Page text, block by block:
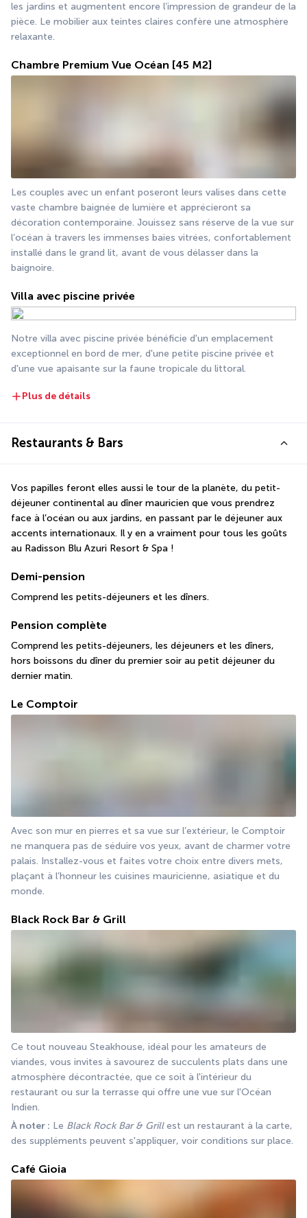
les jardins et augmentent encore l’impression de grandeur de la
pièce. Le mobilier aux teintes claires confère une atmosphère
relaxante.
Chambre Premium Vue Océan [45 M2]
Les couples avec un enfant poseront leurs valises dans cette
vaste chambre baignée de lumière et apprécieront sa
décoration contemporaine. Jouissez sans réserve de la vue sur
l’océan à travers les immenses baies vitrées, confortablement
installé dans le grand lit, avant de vous délasser dans la
baignoire.
Villa avec piscine privée
Notre villa avec piscine privée bénéficie d'un emplacement
exceptionnel en bord de mer, d'une petite piscine privée et
d'une vue apaisante sur la faune tropicale du littoral.
Plus de détails
Restaurants & Bars
Vos papilles feront elles aussi le tour de la planète, du petit-
déjeuner continental au dîner mauricien que vous prendrez
face à l’océan ou aux jardins, en passant par le déjeuner aux
accents internationaux. Il y en a vraiment pour tous les goûts
au Radisson Blu Azuri Resort & Spa !
Demi-pension
Comprend les petits-déjeuners et les dîners.
Pension complète
Comprend les petits-déjeuners, les déjeuners et les dîners,
hors boissons du dîner du premier soir au petit déjeuner du
dernier matin.
Le Comptoir
Avec son mur en pierres et sa vue sur l’extérieur, le Comptoir
ne manquera pas de séduire vos yeux, avant de charmer votre
palais. Installez-vous et faites votre choix entre divers mets,
plaçant à l’honneur les cuisines mauricienne, asiatique et du
monde.
Black Rock Bar & Grill
Ce tout nouveau Steakhouse, idéal pour les amateurs de
viandes, vous invites à savourez de succulents plats dans une
atmosphère décontractée, que ce soit à l'intérieur du
restaurant ou sur la terrasse qui offre une vue sur l'Océan
Indien.
À noter : Le Black Rock Bar & Grill est un restaurant à la carte,
des suppléments peuvent s'appliquer, voir conditions sur place.
Café Gioia